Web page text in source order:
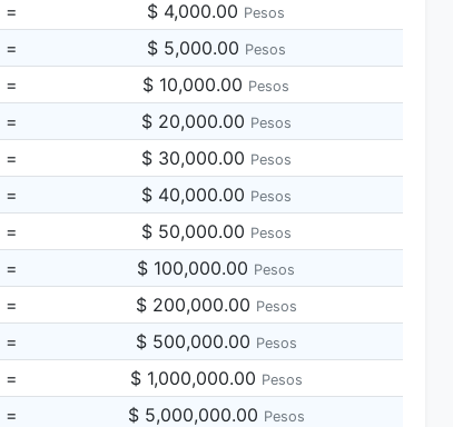
= $ 4,000.00 Pesos
= $ 5,000.00 Pesos
= $ 10,000.00 Pesos
= $ 20,000.00 Pesos
= $ 30,000.00 Pesos
= $ 40,000.00 Pesos
= $ 50,000.00 Pesos
= $ 100,000.00 Pesos
= $ 200,000.00 Pesos
= $ 500,000.00 Pesos
= $ 1,000,000.00 Pesos
= $ 5,000,000.00 Pesos